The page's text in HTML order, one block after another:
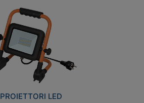
PROIETTORI LED